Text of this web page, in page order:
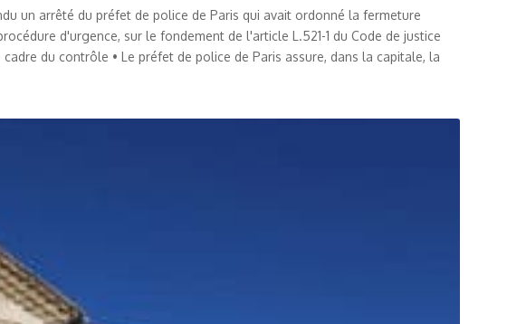
un arrêté du préfet de police de Paris qui avait ordonné la fermeture
d'urgence, sur le fondement de l'article L.521-1 du Code de justice
du contrôle • Le préfet de police de Paris assure, dans la capitale, la